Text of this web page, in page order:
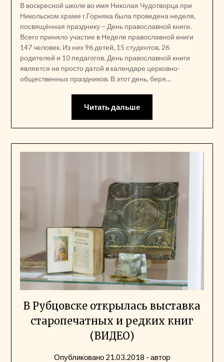
В воскресной школе во имя Николая Чудотворца при
Никольском храме г.Горняка была проведена неделя,
посвящённая празднику – День православной книги.
Всего приняло участие в Неделе православной книги
147 человек. Из них 96 детей, 15 студентов, 26
родителей и 10 педагогов. День православной книги
является не просто датой в календаре церковно-
общественных праздников. В этот день, беря…
Читать дальше
В Рубцовске открылась выставка
старопечатных и редких книг
(ВИДЕО)
Опубликовано 21.03.2018 - автор